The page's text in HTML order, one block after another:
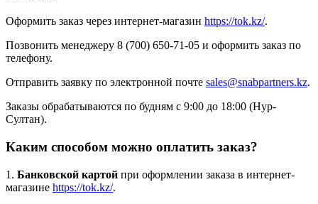
Оформить заказ через интернет-магазин https://tok.kz/.
Позвонить менеджеру 8 (700) 650-71-05 и оформить заказ по
телефону.
Отправить заявку по электронной почте sales@snabpartners.kz.
Заказы обрабатываются по будням с 9:00 до 18:00 (Нур-
Султан).
Каким способом можно оплатить заказ?
1. Банковской картой при оформлении заказа в интернет-
магазине https://tok.kz/.